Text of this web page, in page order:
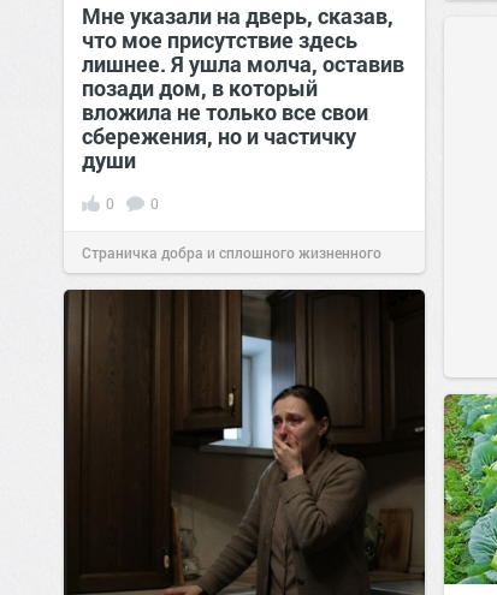
Мне указали на дверь, сказав,
что мое присутствие здесь
лишнее. Я ушла молча, оставив
позади дом, в который
вложила не только все свои
сбережения, но и частичку
души
0 0
Страничка добра и сплошного жизненного
позитива!00:29Сегодня